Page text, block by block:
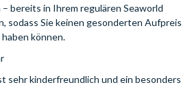
bereits in Ihrem regulären Seaworld
sodass Sie keinen gesonderten Aufpreis
können.
sehr kinderfreundlich und ein besonders